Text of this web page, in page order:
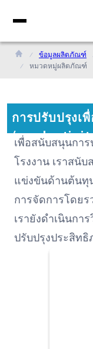
ข้อมูลผลิตภัณฑ์
หมวดหมู่ผลิตภัณฑ์
การปรับปรุงเ
เพื่อสนับสนุนกา
โรงงาน เราสนั
แข่งขันด้านต้นทุ
การจัดการโดย
เรายังดำเนินกา
ปรับปรุงประสิท